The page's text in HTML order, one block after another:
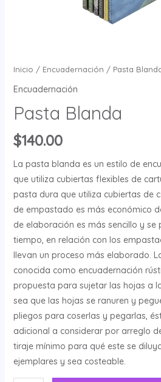
Inicio / Encuadernación / Pasta
Encuadernación
Pasta Blanda
$140.00
La pasta blanda es un estilo de
que utiliza cubiertas flexibles de
pasta dura que utiliza cubiertas de
de empastado es más económico
de elaboración es más sencillo y se
tiempo, en relación con los
llevan un proceso más elaborado.
conocida como encuadernación
propuesta para sujetar las hojas a
sea que las hojas se ranuren y
pliegos para coserlas y pegarlas,
adicional a considerar por arreglo
tiraje mínimo para qué este se
ejemplares y sea costeable.